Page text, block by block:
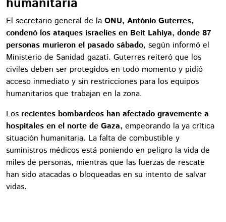
El secretario general de la ONU, António Guterres,
condenó los ataques israelíes en Beit Lahiya, donde 87
personas murieron el pasado sábado, según informó el
Ministerio de Sanidad gazatí. Guterres reiteró que los
civiles deben ser protegidos en todo momento y pidió
acceso inmediato y sin restricciones para los equipos
humanitarios que trabajan en la zona.
Los recientes bombardeos han afectado gravemente a
hospitales en el norte de Gaza, empeorando la ya crítica
situación humanitaria. La falta de combustible y
suministros médicos está poniendo en peligro la vida de
miles de personas, mientras que las fuerzas de rescate
han sido atacadas o bloqueadas en su intento de salvar
vidas.